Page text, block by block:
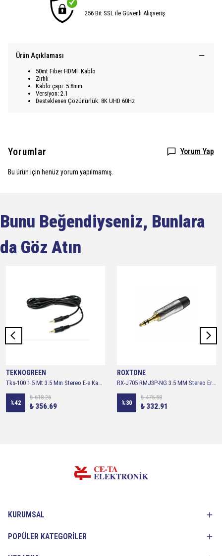
256 Bit SSL ile Güvenli Alışveriş
Ürün Açıklaması
50mt Fiber HDMI Kablo
Zırhlı
Kablo çapı: 5.8mm
Versiyon: 2.1
Desteklenen Çözünürlük: 8K UHD 60Hz
Yorumlar Yorum Yap
Bu ürün için henüz yorum yapılmamış.
Bunu Beğendiyseniz, Bunlara
da Göz Atın
TEKNOGREEN
Tks-100 1.5 Mt 3.5 Mm Stereo E-e Kablo
%42
₺ 618.26
₺ 356.69
ROXTONE
RX-J705 RMJ3P-NG 3.5 MM Stereo Erkek Jack
%30
₺ 475.58
₺ 332.91
KURUMSAL
POPÜLER KATEGORİLER